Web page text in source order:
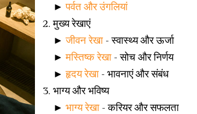
►पर्वत और उंगलियां
मुख्य रेखाएं
►जीवन रेखा - स्वास्थ्य और ऊर्जा
►मस्तिष्क रेखा - सोच और निर्णय
►हृदय रेखा - भावनाएं और संबंध
भाग्य और भविष्य
► भाग्य रेखा - करियर और सफलता